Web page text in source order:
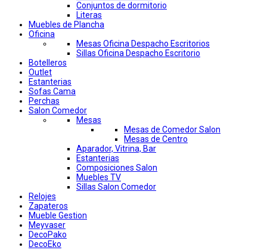
Conjuntos de dormitorio
Literas
Muebles de Plancha
Oficina
Mesas Oficina Despacho Escritorios
Sillas Oficina Despacho Escritorio
Botelleros
Outlet
Estanterias
Sofas Cama
Perchas
Salon Comedor
Mesas
Mesas de Comedor Salon
Mesas de Centro
Aparador, Vitrina, Bar
Estanterias
Composiciones Salon
Muebles TV
Sillas Salon Comedor
Relojes
Zapateros
Mueble Gestion
Meyvaser
DecoPako
DecoEko